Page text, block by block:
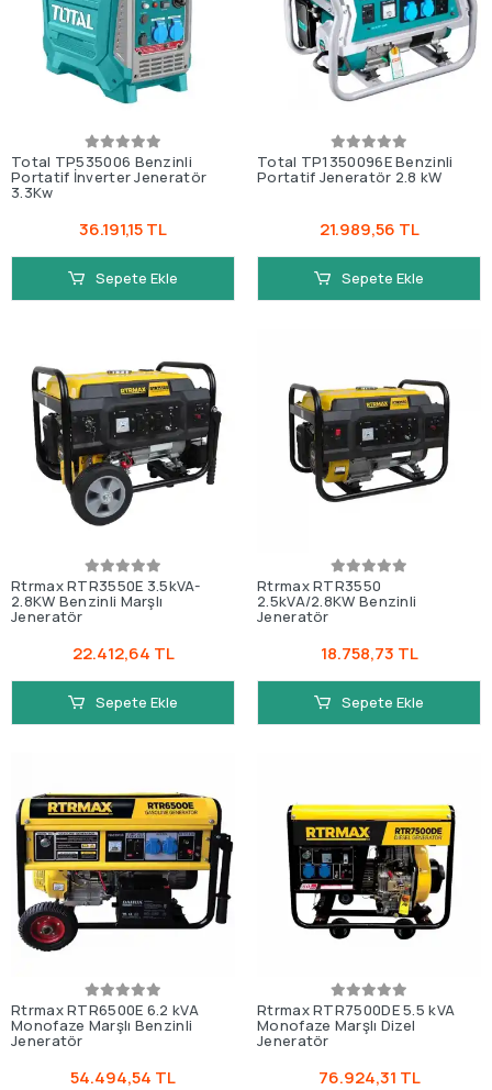
Total TP535006 Benzinli
Portatif İnverter Jeneratör
3.3Kw
36.191,15 TL
Sepete Ekle
Total TP1350096E Benzinli
Portatif Jeneratör 2.8 kW
21.989,56 TL
Sepete Ekle
Rtrmax RTR3550E 3.5kVA-
2.8KW Benzinli Marşlı
Jeneratör
22.412,64 TL
Sepete Ekle
Rtrmax RTR3550
2.5kVA/2.8KW Benzinli
Jeneratör
18.758,73 TL
Sepete Ekle
Rtrmax RTR6500E 6.2 kVA
Monofaze Marşlı Benzinli
Jeneratör
54.494,54 TL
Rtrmax RTR7500DE 5.5 kVA
Monofaze Marşlı Dizel
Jeneratör
76.924,31 TL